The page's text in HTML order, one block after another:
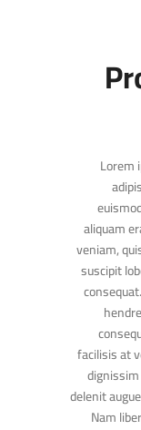
Lorem
aliquam
veniam,
suscipit
facilisis at
delenit
Nam